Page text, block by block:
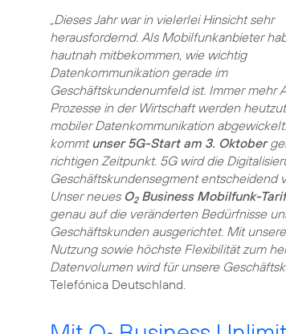
„Dieses Jahr war in vielerlei Hinsicht sehr
herausfordernd. Als Mobilfunkanbieter
hautnah mitbekommen, wie wichtig
Datenkommunikation gerade im
Geschäftskundenumfeld ist. Immer mehr
Prozesse in der Wirtschaft werden
mobiler Datenkommunikation
kommtunser 5G-Start am 3. Oktober
richtigen Zeitpunkt. 5G wird die
Geschäftskundensegment entscheidend
Unser neues O2Business Mobilfunk-
genau auf die veränderten Bedürfnisse
Geschäftskunden ausgerichtet. Mit
Nutzung sowie höchste Flexibilität zum
Datenvolumen wird für unsere
Telefónica Deutschland.